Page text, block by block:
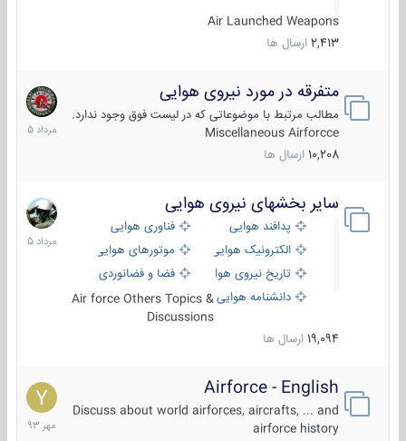
Air Launched Weapons
2,413 ارسال ها
متفرقه در مورد نیروی هوایی
مطالب مرتبط با موضوعاتی که در لیست فوق وجود ندارد.
Miscellaneous Airforcce
10,208 ارسال ها
7
مرداد
1405
سایر بخشهای نیروی هوایی
پدافند هوایی
فناوری هوایی
الکترونیک هوایی
موتورهای هوایی
تاریخ نیروی هوایی
فضا و فضانوردی
دانشنامه هواییAir force Others Topics &
Discussions
19,094 ارسال ها
2
مرداد
1405
Airforce - English
Discuss about world airforces, aircrafts, ... and
airforce history
15
مهر
1393